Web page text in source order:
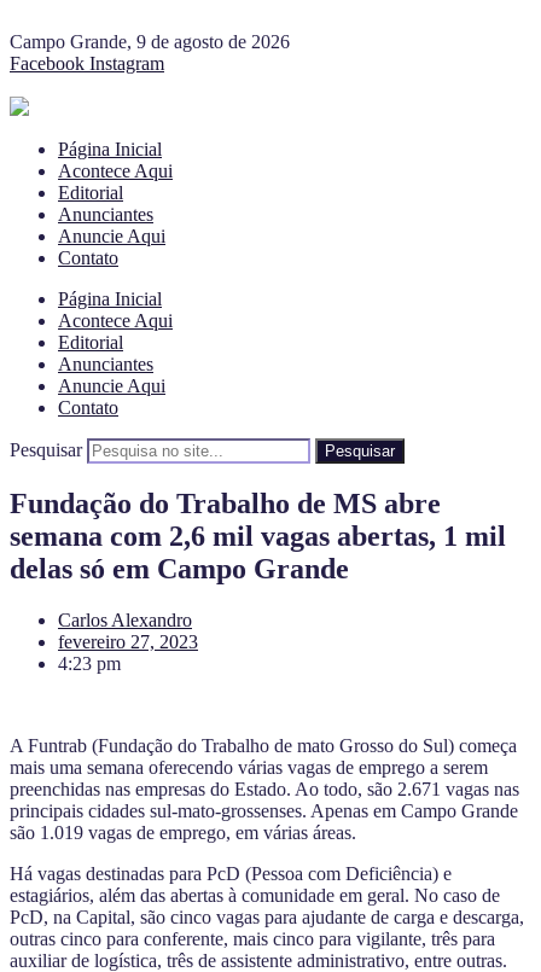
Campo Grande, 9 de agosto de 2026
Facebook Instagram
Página Inicial
Acontece Aqui
Editorial
Anunciantes
Anuncie Aqui
Contato
Página Inicial
Acontece Aqui
Editorial
Anunciantes
Anuncie Aqui
Contato
Pesquisar Pesquisar
Fundação do Trabalho de MS abre
semana com 2,6 mil vagas abertas, 1 mil
delas só em Campo Grande
Carlos Alexandro
fevereiro 27, 2023
4:23 pm
A Funtrab (Fundação do Trabalho de mato Grosso do Sul) começa
mais uma semana oferecendo várias vagas de emprego a serem
preenchidas nas empresas do Estado. Ao todo, são 2.671 vagas nas
principais cidades sul-mato-grossenses. Apenas em Campo Grande
são 1.019 vagas de emprego, em várias áreas.
Há vagas destinadas para PcD (Pessoa com Deficiência) e
estagiários, além das abertas à comunidade em geral. No caso de
PcD, na Capital, são cinco vagas para ajudante de carga e descarga,
outras cinco para conferente, mais cinco para vigilante, três para
auxiliar de logística, três de assistente administrativo, entre outras.